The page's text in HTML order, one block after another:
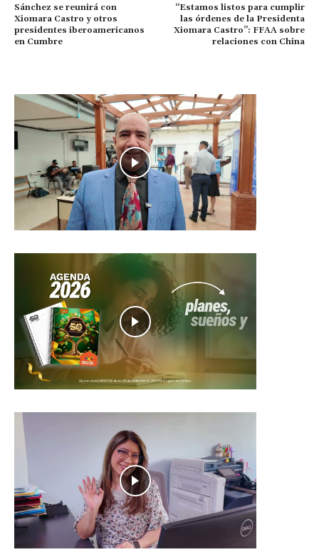
Sánchez se reunirá con
Xiomara Castro y otros
presidentes iberoamericanos
en Cumbre
“Estamos listos para cumplir
las órdenes de la Presidenta
Xiomara Castro”: FFAA sobre
relaciones con China